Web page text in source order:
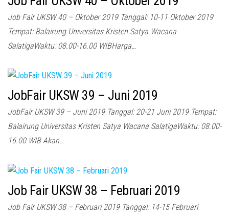
Job Fair UKSW 40 – Oktober 2019 Tanggal: 10-11 Oktober 2019
Tempat: Balairung Universitas Kristen Satya Wacana
SalatigaWaktu: 08.00-16.00 WIBHarga…
JobFair UKSW 39 – Juni 2019
JobFair UKSW 39 – Juni 2019 Tanggal: 20-21 Juni 2019 Tempat:
Balairung Universitas Kristen Satya Wacana SalatigaWaktu: 08.00-
16.00 WIB Akan…
Job Fair UKSW 38 – Februari 2019
Job Fair UKSW 38 – Februari 2019 Tanggal: 14-15 Februari